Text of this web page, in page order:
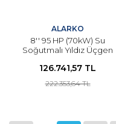
ALARKO
8'' 95 HP (70kW) Su
Soğutmalı Yıldız Üçgen
126.741,57 TL
222.353,64 TL